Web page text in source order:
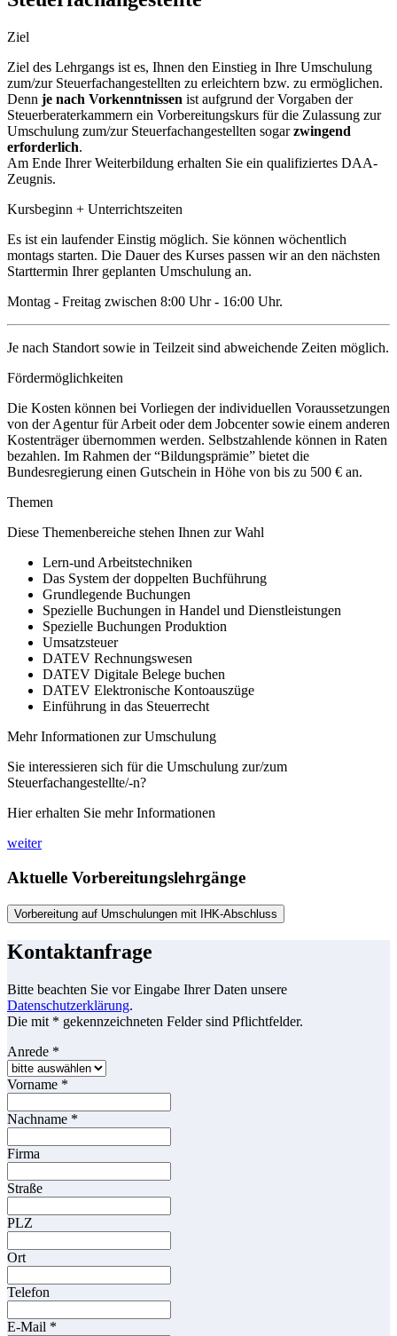
Ziel
Ziel des Lehrgangs ist es, Ihnen den Einstieg in Ihre Umschulung
zum/zur Steuerfachangestellten zu erleichtern bzw. zu ermöglichen.
Denn je nach Vorkenntnissen ist aufgrund der Vorgaben der
Steuerberaterkammern ein Vorbereitungskurs für die Zulassung zur
Umschulung zum/zur Steuerfachangestellten sogarzwingend
erforderlich.
Am Ende Ihrer Weiterbildung erhalten Sie ein qualifiziertes DAA-
Zeugnis.
Kursbeginn + Unterrichtszeiten
Es ist ein laufender Einstig möglich. Sie können wöchentlich
montags starten. Die Dauer des Kurses passen wir an den nächsten
Starttermin Ihrer geplanten Umschulung an.
Montag - Freitag zwischen 8:00 Uhr - 16:00 Uhr.
Je nach Standort sowie in Teilzeit sind abweichende Zeiten möglich.
Fördermöglichkeiten
Die Kosten können bei Vorliegen der individuellen Voraussetzungen
von der Agentur für Arbeit oder dem Jobcenter sowie einem anderen
Kostenträger übernommen werden. Selbstzahlende können in Raten
bezahlen. Im Rahmen der “Bildungsprämie” bietet die
Bundesregierung einen Gutschein in Höhe von bis zu 500 € an.
Themen
Diese Themenbereiche stehen Ihnen zur Wahl
Lern-und Arbeitstechniken
Das System der doppelten Buchführung
Grundlegende Buchungen
Spezielle Buchungen in Handel und Dienstleistungen
Spezielle Buchungen Produktion
Umsatzsteuer
DATEV Rechnungswesen
DATEV Digitale Belege buchen
DATEV Elektronische Kontoauszüge
Einführung in das Steuerrecht
Mehr Informationen zur Umschulung
Sie interessieren sich für die Umschulung zur/zum
Steuerfachangestellte/-n?
Hier erhalten Sie mehr Informationen
weiter
Aktuelle Vorbereitungslehrgänge
Vorbereitung auf Umschulungen mit IHK-Abschluss
Kontaktanfrage
Bitte beachten Sie vor Eingabe Ihrer Daten unsere
Datenschutzerklärung.
Die mit * gekennzeichneten Felder sind Pflichtfelder.
Anrede *
Vorname *
Nachname *
Firma
Straße
PLZ
Ort
Telefon
E-Mail *